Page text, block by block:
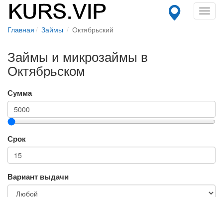
Главная Займы Октябрьский
Займы и микрозаймы в
Октябрьском
Сумма
Срок
Вариант выдачи